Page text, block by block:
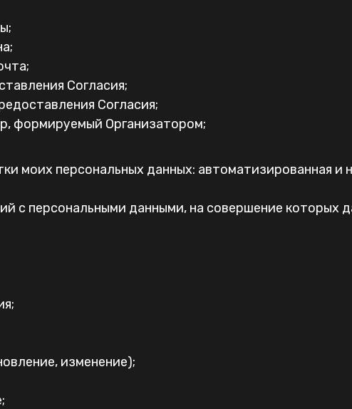
Согласия;
Согласия;
формируемый Организатором;
моих персональных данных: автоматизированная и
с персональными данными, на совершение которых
изменение);